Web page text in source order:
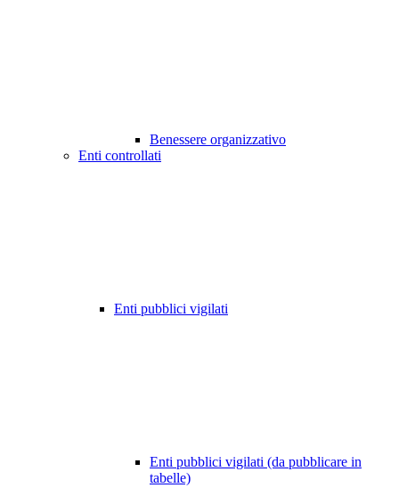
Benessere organizzativo
Enti controllati
Enti pubblici vigilati
Enti pubblici vigilati (da pubblicare in
tabelle)